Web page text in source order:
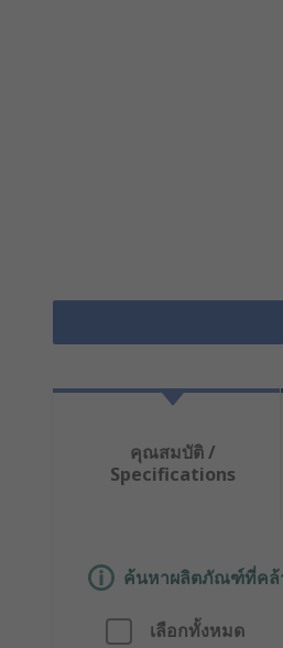
คุณสมบัติ /
Specifications
ค้นหาผลิตภัณฑ์ที่คล้
เลือกทั้งหมด